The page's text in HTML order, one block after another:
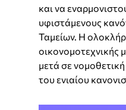
και να
υφιστάμενους
Ταμείων. Η
οικονομοτεχνικής
μετά σε
του ενιαίου